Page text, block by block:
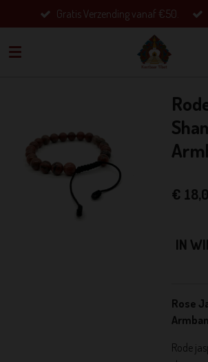
direct
naar
Gratis Verzending vanaf €50.
€
IN
Rose
Rode